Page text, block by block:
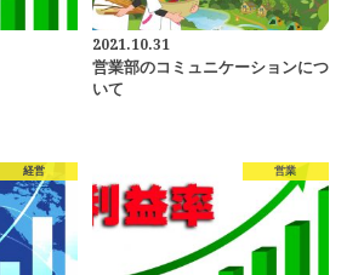
2021.10.31
営業部のコミュニケーションにつ
いて
経営 営業